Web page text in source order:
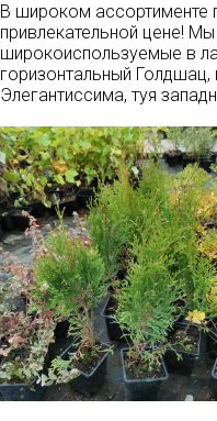
В широком ассортименте
привлекательной цене!
широкоиспользуемые в
горизонтальный
Элегантиссима, туя